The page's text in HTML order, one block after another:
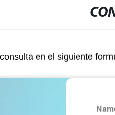
en el siguiente